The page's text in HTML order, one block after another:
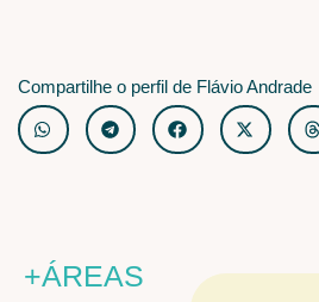
Compartilhe o perfil de Flávio Andrade
+ÁREAS